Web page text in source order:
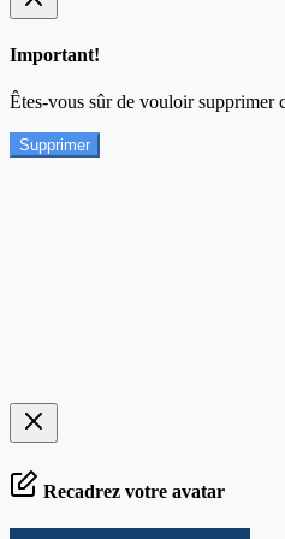
Important!
Êtes-vous sûr de vouloir supprimer
Supprimer
Recadrez votre avatar